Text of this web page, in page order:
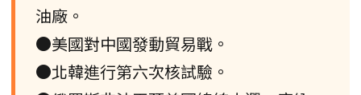
油廠。
●美國對中國發動貿易戰。
●北韓進行第六次核試驗。